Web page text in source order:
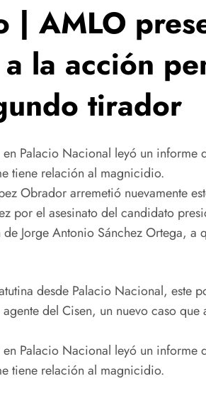
| AMLO
la acción
tirador
Palacio Nacional leyó un informe
tiene relación al magnicidio.
Obrador arremetió nuevamente
por el asesinato del candidato
Jorge Antonio Sánchez Ortega, a
desde Palacio Nacional, este
del Cisen, un nuevo caso
Palacio Nacional leyó un informe
tiene relación al magnicidio.